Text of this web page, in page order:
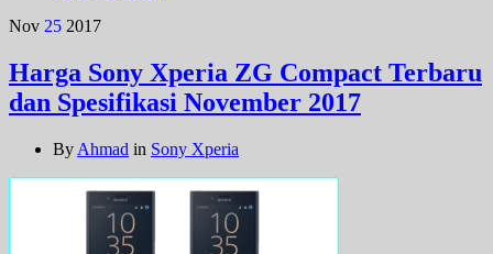
Nov 25 2017
Harga Sony Xperia ZG Compact Terbaru
dan Spesifikasi November 2017
By Ahmad in Sony Xperia